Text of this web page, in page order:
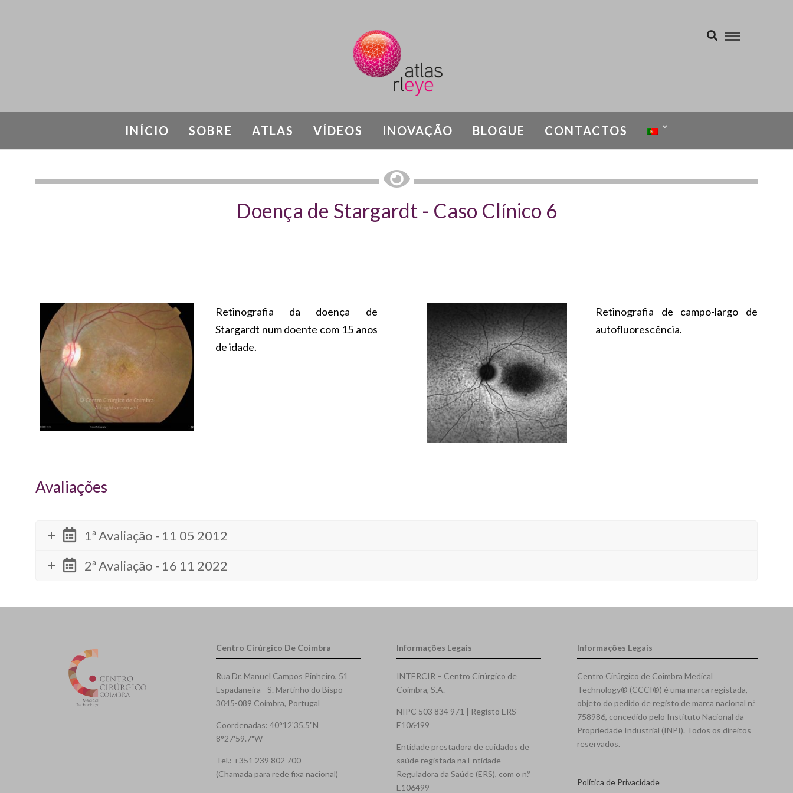
INÍCIO SOBRE ATLAS VÍDEOS INOVAÇÃO BLOGUE CONTACTOS
Doença de Stargardt - Caso Clínico 6
Retinografia da doença de
Stargardt num doente com 15 anos
de idade.
Retinografia de campo-largo de
autofluorescência.
Avaliações
1ª Avaliação - 11 05 2012
2ª Avaliação - 16 11 2022
Centro Cirúrgico De Coimbra
Rua Dr. Manuel Campos Pinheiro, 51
Espadaneira - S. Martinho do Bispo
3045-089 Coimbra, Portugal
Coordenadas: 40°12'35.5"N
8°27'59.7"W
Tel.: +351 239 802 700
(Chamada para rede fixa nacional)
Informações Legais
INTERCIR – Centro Cirúrgico de
Coimbra, S.A.
NIPC 503 834 971 | Registo ERS
E106499
Entidade prestadora de cuidados de
saúde registada na Entidade
Reguladora da Saúde (ERS), com o n.º
E106499
Informações Legais
Centro Cirúrgico de Coimbra Medical
Technology® (CCCI®) é uma marca registada,
objeto do pedido de registo de marca nacional n.º
758986, concedido pelo Instituto Nacional da
Propriedade Industrial (INPI). Todos os direitos
reservados.
Política de Privacidade